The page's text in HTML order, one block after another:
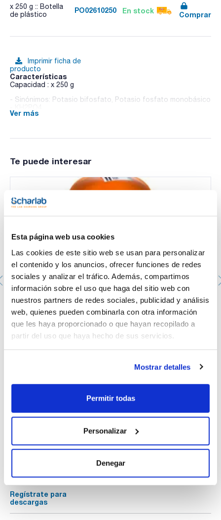
Esta página web usa cookies
Las cookies de este sitio web se usan para personalizar
el contenido y los anuncios, ofrecer funciones de redes
sociales y analizar el tráfico. Además, compartimos
información sobre el uso que haga del sitio web con
nuestros partners de redes sociales, publicidad y análisis
web, quienes pueden combinarla con otra información
que les haya proporcionado o que hayan recopilado a
partir del uso que haya hecho de sus servicios.
Mostrar detalles
Permitir todas
Personalizar
Denegar
x 250 g :: Botella
de plástico
PO02610250 En stock Comprar
Imprimir ficha de
producto
Características
Capacidad : x 250 g
- Sinónimos: Potasio bifosfato, Potasio fosfato monobásico
- M = 136,09 g/mol
- Solub. en agua: (20 ºC): 222 g/l
contenido (acidimétrico) : min. 99,5 %
identidad (IR-spectrum): pasa test
pH (5 %, H2O): 4,2 - 4,5
cloruros (Cl): max. 0,0005 %
hierro (Fe): max. 5 ppm
max. absorbancia de una sol. acuosa 10 % en una celda de 1
longitud de onda:: absorbancia:
210 nm: 0,1 AU
220 nm: 0,06 AU
230 nm: 0,04 AU
300 nm: 0,02 AU
Ver más
Te puede interesar
Metanol, Multisolvent®, para HPLC ACS ISO UV-VIS K.F.,
Alcohol metílico, Carbinol, Alcohol de madera
ME03152500
Envase: x 2,5 l :: Botella de vidrio
Mi precio
Comprar
Documentación técnica
TDS / Ficha técnica
COA
Regístrate para
descargas
SDS/ Hoja de seguridad
Regístrate para
descargas